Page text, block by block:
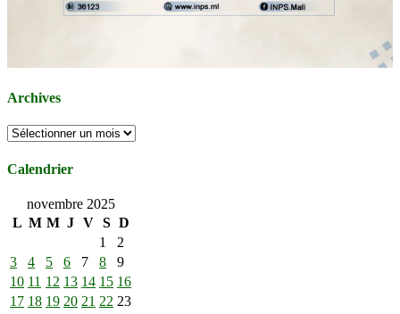
Archives
Archives
Calendrier
novembre 2025
L M M J V S D
1
2
3
4 5 6 7 8
9
10 11 12 13 14 15 16
17 18 19 20 21 22 23